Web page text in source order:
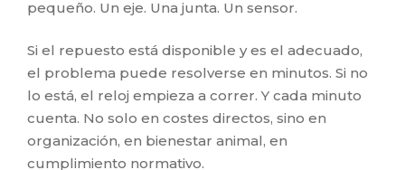
pequeño. Un eje. Una junta. Un sensor.
Si el repuesto está disponible y es el adecuado,
el problema puede resolverse en minutos. Si no
lo está, el reloj empieza a correr. Y cada minuto
cuenta. No solo en costes directos, sino en
organización, en bienestar animal, en
cumplimiento normativo.